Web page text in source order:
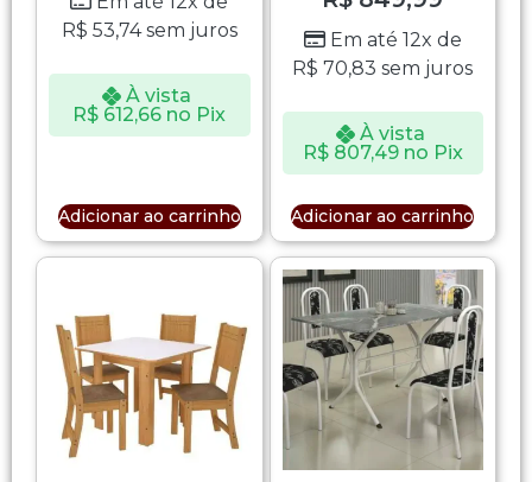
R$ 53,74sem juros
À vista
R$ 612,66 no Pix
Adicionar ao carrinho
Em até 12x de
R$ 70,83 sem juros
À vista
R$807,49 no Pix
Adicionar ao carrinho